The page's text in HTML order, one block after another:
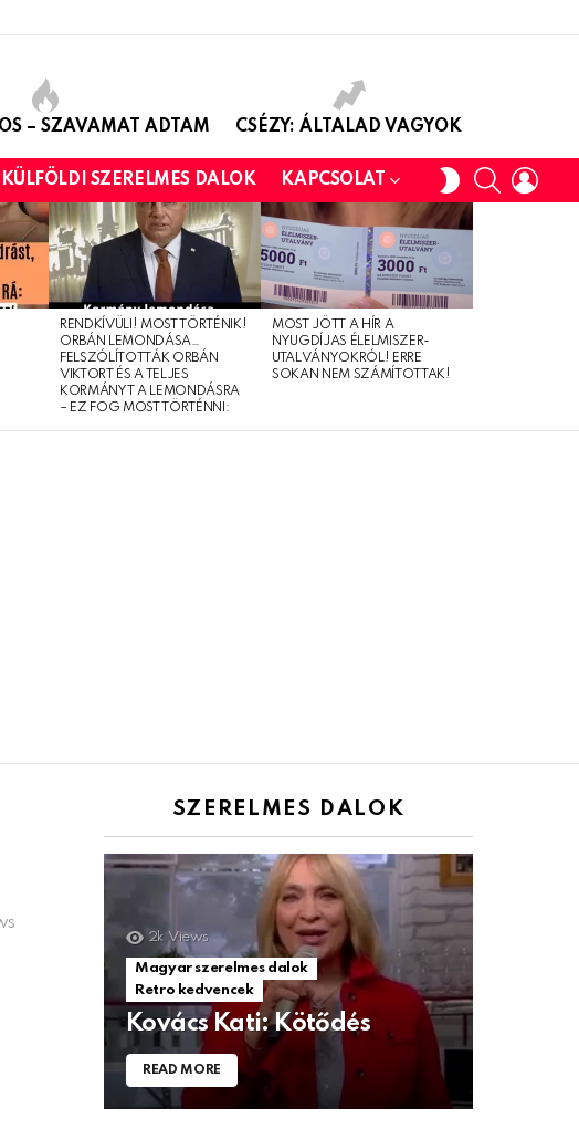
– SZAVAMAT ADTAM CSÉZY: ÁLTALAD VAGYOK
KÜLFÖLDI SZERELMES DALOK KAPCSOLAT
SWITCH
SKIN
SEARCH
RENDKÍVÜLI! MOST TÖRTÉNIK!
ORBÁN LEMONDÁSA…
FELSZÓLÍTOTTÁK ORBÁN
VIKTORT ÉS A TELJES
KORMÁNYT A LEMONDÁSRA
– EZ FOG MOST TÖRTÉNNI:
MOST JÖTT A HÍR A
NYUGDÍJAS ÉLELMISZER-
UTALVÁNYOKRÓL! ERRE
SOKAN NEM SZÁMÍTOTTAK!
SZERELMES DALOK
2k Views
Magyar szerelmes dalok
Retro kedvencek
Kovács Kati: Kötődés
READ MORE